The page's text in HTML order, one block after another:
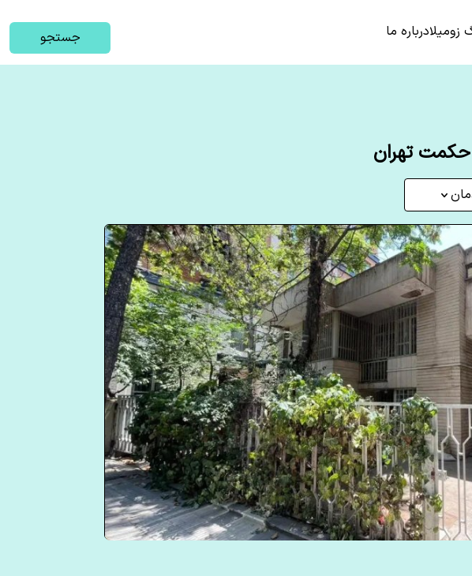
زومیلادرباره ما جستجو
تهران